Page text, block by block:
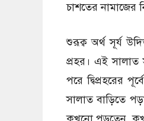
চাশতের নামাজের
শুরূক্ব অর্থ সূর্য
প্রহর। এই
পরে দ্বিপ্রহরের
সালাত বাড়িতে